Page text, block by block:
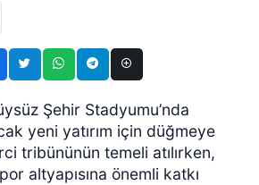
Şehir Stadyumu’nda
yeni yatırım için düğmeye
tribününün temeli atılırken,
altyapısına önemli katkı